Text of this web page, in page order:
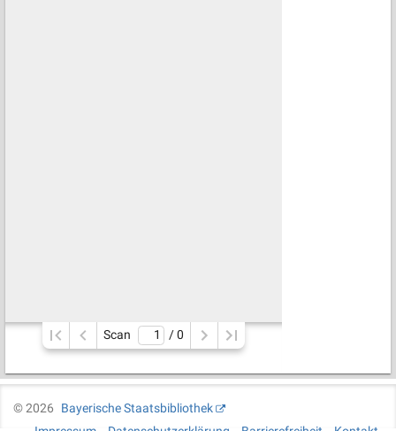
Scan / 0
©2026
Bayerische Staatsbibliothek